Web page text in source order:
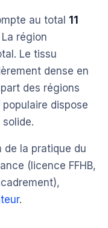
au total 11
région
Le tissu
dense en
des régions
dispose
de la pratique du
(licence FFHB,
.